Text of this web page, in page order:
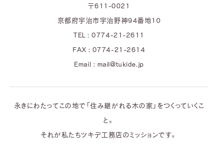
〒611-0021
京都府宇治市宇治野神94番地10
TEL : 0774-21-2611
FAX : 0774-21-2614
Email : mail@tukide.jp
永きにわたってこの地で「住み継がれる木の家」をつくっていくこ
と。
それが私たちツキデ工務店のミッションです。